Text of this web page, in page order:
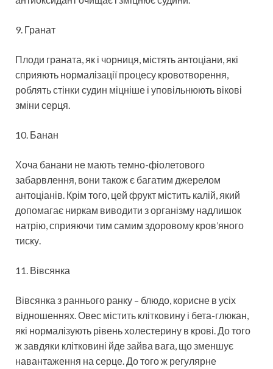
9. Гранат
Плоди граната, як і чорниця, містять антоціани, які
сприяють нормалізації процесу кровотворення,
роблять стінки судин міцніше і уповільнюють вікові
зміни серця.
10. Банан
Хоча банани не мають темно-фіолетового
забарвлення, вони також є багатим джерелом
антоціанів. Крім того, цей фрукт містить калій, який
допомагає ниркам виводити з організму надлишок
натрію, сприяючи тим самим здоровому кров’яного
тиску.
11. Вівсянка
Вівсянка з раннього ранку – блюдо, корисне в усіх
відношеннях. Овес містить клітковину і бета-глюкан,
які нормалізують рівень холестерину в крові. До того
ж завдяки клітковині йде зайва вага, що зменшує
навантаження на серце. До того ж регулярне